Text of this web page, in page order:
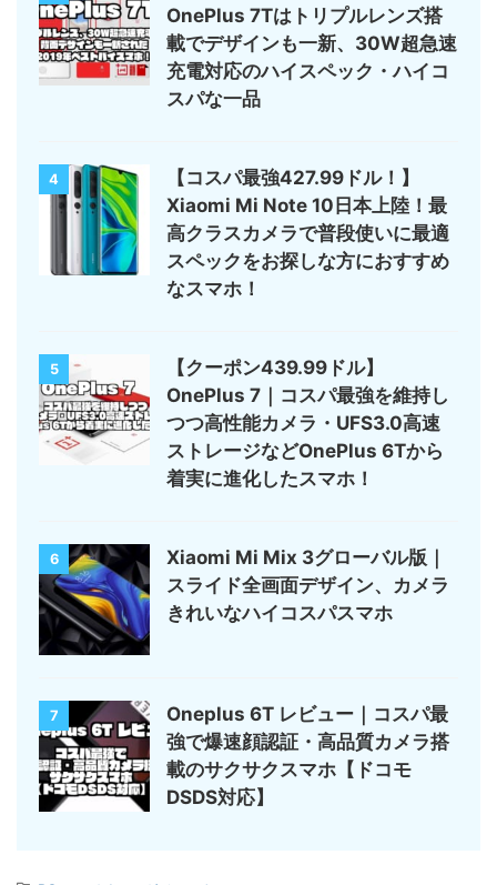
OnePlus 7Tはトリプルレンズ搭
載でデザインも一新、30W超急速
充電対応のハイスペック・ハイコ
スパな一品
4
【コスパ最強427.99ドル！】
Xiaomi Mi Note 10日本上陸！最
高クラスカメラで普段使いに最適
スペックをお探しな方におすすめ
なスマホ！
5
【クーポン439.99ドル】
OnePlus 7｜コスパ最強を維持し
つつ高性能カメラ・UFS3.0高速
ストレージなどOnePlus 6Tから
着実に進化したスマホ！
6
Xiaomi Mi Mix 3グローバル版｜
スライド全画面デザイン、カメラ
きれいなハイコスパスマホ
7
Oneplus 6T レビュー｜コスパ最
強で爆速顔認証・高品質カメラ搭
載のサクサクスマホ【ドコモ
DSDS対応】